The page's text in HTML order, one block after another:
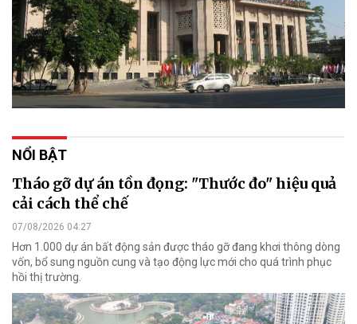
NỔI BẬT
Tháo gỡ dự án tồn đọng: "Thước đo" hiệu quả
cải cách thể chế
07/08/2026 04:27
Hơn 1.000 dự án bất động sản được tháo gỡ đang khơi thông dòng
vốn, bổ sung nguồn cung và tạo động lực mới cho quá trình phục
hồi thị trường.